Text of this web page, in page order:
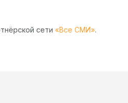
сети «Все СМИ».